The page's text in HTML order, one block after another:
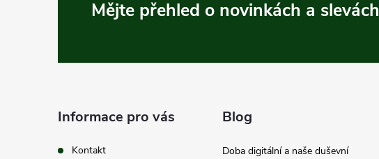
Mějte přehled o novinkách a slevách
Informace pro vás
Kontakt
Blog
Doba digitální a naše duševní